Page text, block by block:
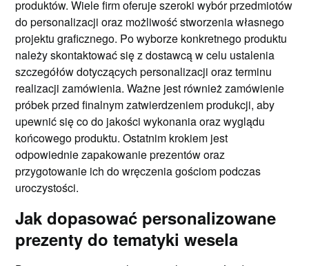
produktów. Wiele firm oferuje szeroki wybór przedmiotów
do personalizacji oraz możliwość stworzenia własnego
projektu graficznego. Po wyborze konkretnego produktu
należy skontaktować się z dostawcą w celu ustalenia
szczegółów dotyczących personalizacji oraz terminu
realizacji zamówienia. Ważne jest również zamówienie
próbek przed finalnym zatwierdzeniem produkcji, aby
upewnić się co do jakości wykonania oraz wyglądu
końcowego produktu. Ostatnim krokiem jest
odpowiednie zapakowanie prezentów oraz
przygotowanie ich do wręczenia gościom podczas
uroczystości.
Jak dopasować personalizowane
prezenty do tematyki wesela